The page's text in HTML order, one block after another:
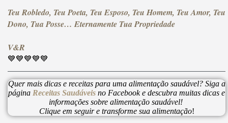
Teu Robledo, Teu Poeta, Teu Esposo, Teu Homem, Teu Amor, Teu
Dono, Tua Posse… Eternamente Tua Propriedade
V&R
💙💙💙💙💙
Quer mais dicas e receitas para uma alimentação saudável? Siga a
página Receitas Saudáveis no Facebook e descubra muitas dicas e
informações sobre alimentação saudável!
Clique em seguir e transforme sua alimentação!